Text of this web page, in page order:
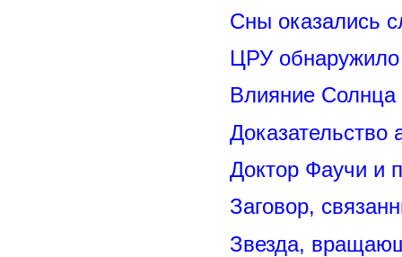
Сны оказались
ЦРУ обнаружило
Влияние
Доказательство
Доктор Фаучи и
Заговор,
Звезда,